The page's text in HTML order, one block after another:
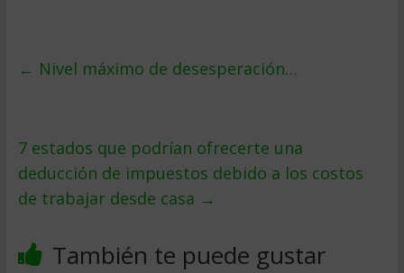
← Nivel máximo de desesperación…
7 estados que podrían ofrecerte una
deducción de impuestos debido a los costos
de trabajar desde casa →
También te puede gustar